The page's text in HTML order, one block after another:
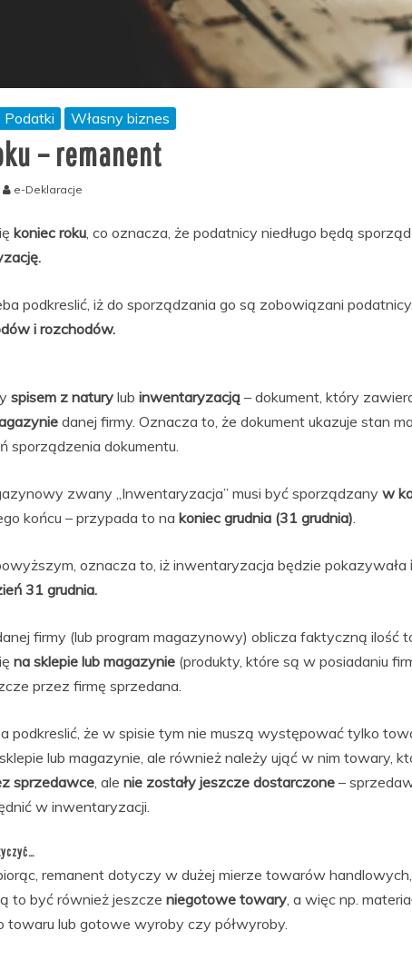
Podatki Własny biznes
– remanent
e-Deklaracje
koniec roku , co oznacza, że podatnicy niedługo będą
podkreslić, iż do sporządzania go są zobowiązani
i rozchodów.
spisem z natury lub inwentaryzacją – dokument, który
danej firmy. Oznacza to, że dokument ukazuje stan
sporządzenia dokumentu.
zwany „Inwentaryzacja” musi być sporządzany w
końcu – przypada to na koniec grudnia (31 grudnia)
oznacza to, iż inwentaryzacja będzie pokazywała
31 grudnia.
firmy (lub program magazynowy) oblicza faktyczną ilość
na sklepie lub magazynie (produkty, które są w posiadaniu
przez firmę sprzedana.
podkreslić, że w spisie tym nie muszą występować tylko
lub magazynie, ale również należy ująć w nim towary,
sprzedawce , ale nie zostały jeszcze dostarczone –
w inwentaryzacji.
remanent dotyczy w dużej mierze towarów handlowych,
to być również jeszcze niegotowe towary , a więc np.
towaru lub gotowe wyroby czy półwyroby.